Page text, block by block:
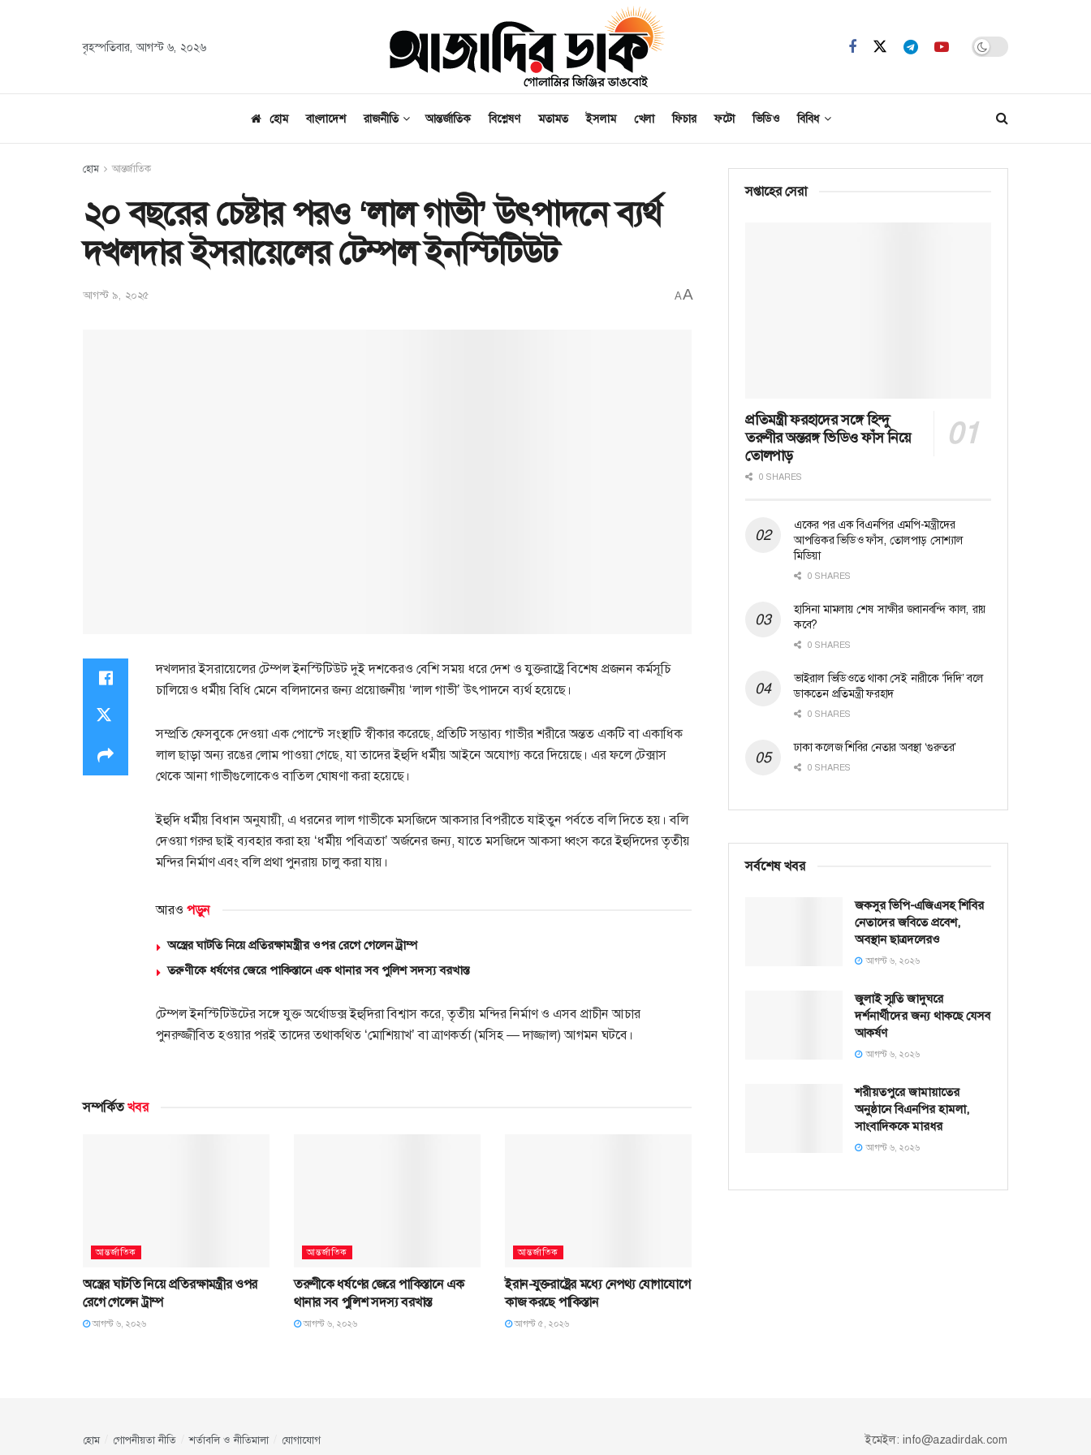
বৃহস্পতিবার, আগস্ট ৬, ২০২৬
হোম বাংলাদেশ রাজনীতি আন্তর্জাতিক বিশ্লেষণ মতামত ইসলাম খেলা ফিচার ফটো ভিডিও বিবিধ
হোম আন্তর্জাতিক
২০ বছরের চেষ্টার পরও ‘লাল গাভী’ উৎপাদনে ব্যর্থ
দখলদার ইসরায়েলের টেম্পল ইনস্টিটিউট
আগস্ট ৯, ২০২৫ AA
দখলদার ইসরায়েলের টেম্পল ইনস্টিটিউট দুই দশকেরও বেশি সময় ধরে দেশ ও যুক্তরাষ্ট্রে বিশেষ প্রজনন কর্মসূচি
চালিয়েও ধর্মীয় বিধি মেনে বলিদানের জন্য প্রয়োজনীয় ‘লাল গাভী’ উৎপাদনে ব্যর্থ হয়েছে।
সম্প্রতি ফেসবুকে দেওয়া এক পোস্টে সংস্থাটি স্বীকার করেছে, প্রতিটি সম্ভাব্য গাভীর শরীরে অন্তত একটি বা একাধিক
লাল ছাড়া অন্য রঙের লোম পাওয়া গেছে, যা তাদের ইহুদি ধর্মীয় আইনে অযোগ্য করে দিয়েছে। এর ফলে টেক্সাস
থেকে আনা গাভীগুলোকেও বাতিল ঘোষণা করা হয়েছে।
ইহুদি ধর্মীয় বিধান অনুযায়ী, এ ধরনের লাল গাভীকে মসজিদে আকসার বিপরীতে যাইতুন পর্বতে বলি দিতে হয়। বলি
দেওয়া গরুর ছাই ব্যবহার করা হয় ‘ধর্মীয় পবিত্রতা’ অর্জনের জন্য, যাতে মসজিদে আকসা ধ্বংস করে ইহুদিদের তৃতীয়
মন্দির নির্মাণ এবং বলি প্রথা পুনরায় চালু করা যায়।
আরও পড়ুন
অস্ত্রের ঘাটতি নিয়ে প্রতিরক্ষামন্ত্রীর ওপর রেগে গেলেন ট্রাম্প
তরুণীকে ধর্ষণের জেরে পাকিস্তানে এক থানার সব পুলিশ সদস্য বরখাস্ত
টেম্পল ইনস্টিটিউটের সঙ্গে যুক্ত অর্থোডক্স ইহুদিরা বিশ্বাস করে, তৃতীয় মন্দির নির্মাণ ও এসব প্রাচীন আচার
পুনরুজ্জীবিত হওয়ার পরই তাদের তথাকথিত ‘মোশিয়াখ’ বা ত্রাণকর্তা (মসিহ — দাজ্জাল) আগমন ঘটবে।
সম্পর্কিতখবর
আন্তর্জাতিক
অস্ত্রের ঘাটতি নিয়ে প্রতিরক্ষামন্ত্রীর ওপর
রেগে গেলেন ট্রাম্প
আগস্ট ৬, ২০২৬
আন্তর্জাতিক
তরুণীকে ধর্ষণের জেরে পাকিস্তানে এক
থানার সব পুলিশ সদস্য বরখাস্ত
আগস্ট ৬, ২০২৬
আন্তর্জাতিক
ইরান-যুক্তরাষ্ট্রের মধ্যে নেপথ্য যোগাযোগে
কাজ করছে পাকিস্তান
আগস্ট ৫, ২০২৬
সপ্তাহের সেরা
প্রতিমন্ত্রী ফরহাদের সঙ্গে হিন্দু
তরুণীর অন্তরঙ্গ ভিডিও ফাঁস নিয়ে
তোলপাড়
0 SHARES
একের পর এক বিএনপির এমপি-মন্ত্রীদের
আপত্তিকর ভিডিও ফাঁস, তোলপাড় সোশ্যাল
মিডিয়া
0 SHARES
হাসিনা মামলায় শেষ সাক্ষীর জবানবন্দি কাল, রায়
কবে?
0 SHARES
ভাইরাল ভিডিওতে থাকা সেই নারীকে ‘দিদি’ বলে
ডাকতেন প্রতিমন্ত্রী ফরহাদ
0 SHARES
ঢাকা কলেজ শিবির নেতার অবস্থা ‘গুরুতর’
0 SHARES
সর্বশেষ খবর
জকসুর ভিপি-এজিএসহ শিবির
নেতাদের জবিতে প্রবেশ,
অবস্থান ছাত্রদলেরও
আগস্ট ৬, ২০২৬
জুলাই স্মৃতি জাদুঘরে
দর্শনার্থীদের জন্য থাকছে যেসব
আকর্ষণ
আগস্ট ৬, ২০২৬
শরীয়তপুরে জামায়াতের
অনুষ্ঠানে বিএনপির হামলা,
সাংবাদিককে মারধর
আগস্ট ৬, ২০২৬
হোম গোপনীয়তা নীতি শর্তাবলি ও নীতিমালা যোগাযোগ ইমেইল: info@azadirdak.com